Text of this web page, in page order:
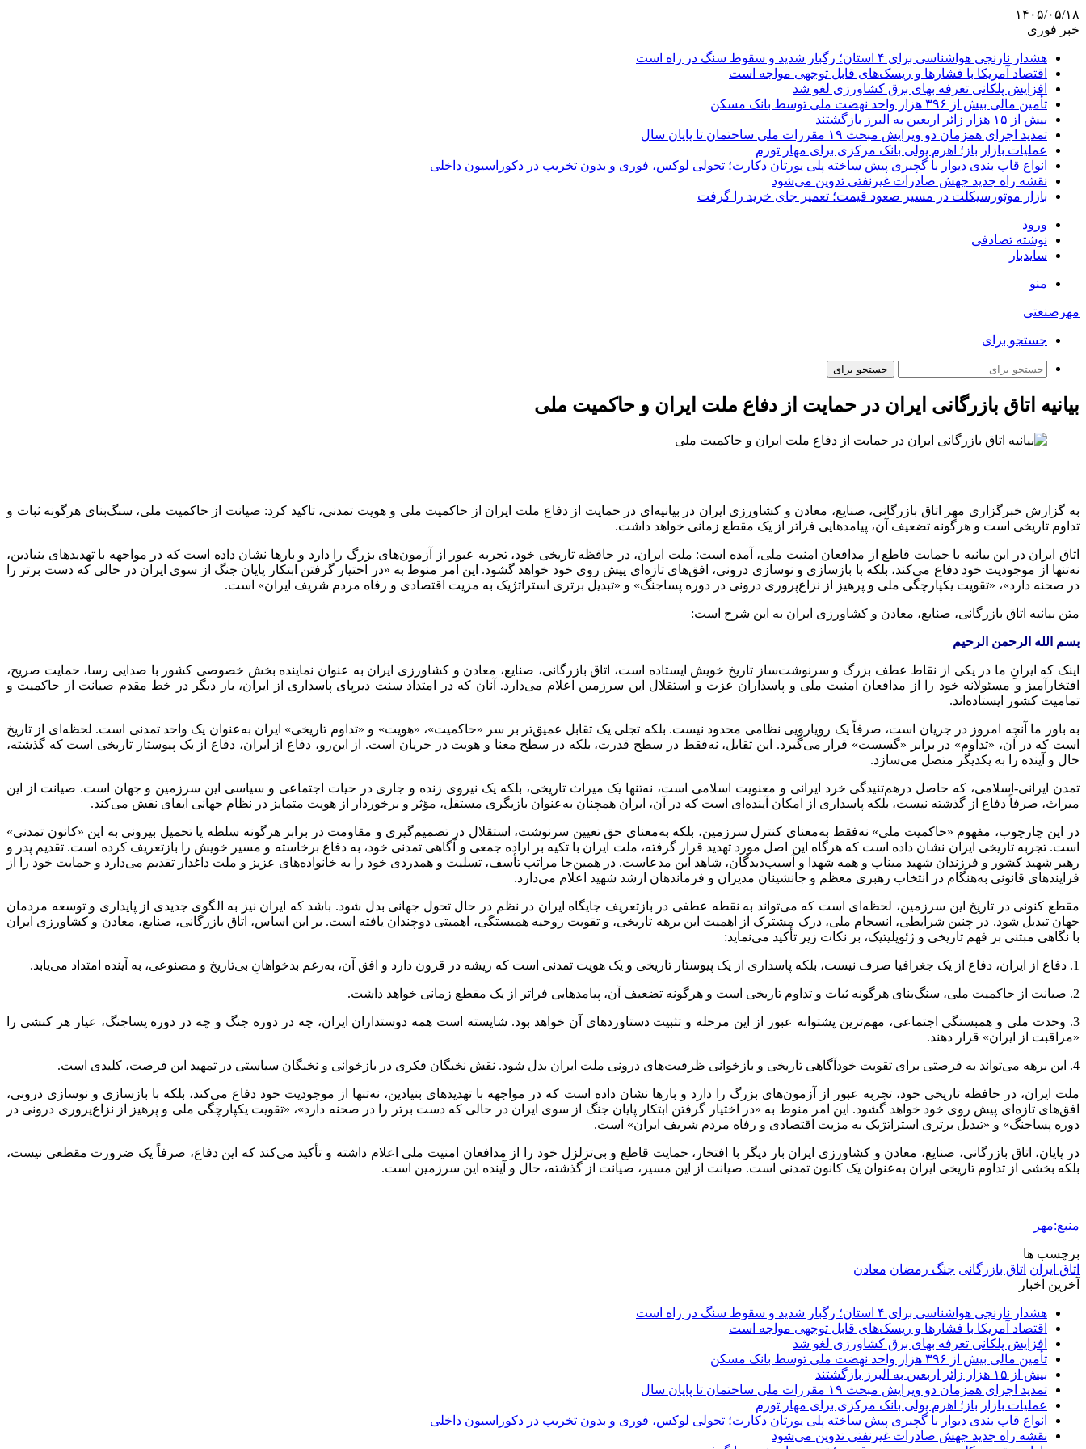
۱۴۰۵/۰۵/۱۸
خبر فوری
هشدار نارنجی هواشناسی برای ۴ استان؛ رگبار شدید و سقوط سنگ در راه است
اقتصاد آمریکا با فشارها و ریسک‌های قابل توجهی مواجه است
افزایش پلکانی تعرفه بهای برق کشاورزی لغو شد
تأمین مالی بیش از ۳۹۶ هزار واحد نهضت ملی توسط بانک مسکن
بیش از ۱۵ هزار زائر اربعین به البرز بازگشتند
تمدید اجرای همزمان دو ویرایش مبحث ۱۹ مقررات ملی ساختمان تا پایان سال
عملیات بازار باز؛ اهرم پولی بانک مرکزی برای مهار تورم
انواع قاب بندی دیوار با گچبری پیش ساخته پلی یورتان دکارت؛ تحولی لوکس، فوری و بدون تخریب در دکوراسیون داخلی
نقشه راه جدید جهش صادرات غیرنفتی تدوین می‌شود
بازار موتورسیکلت در مسیر صعود قیمت؛ تعمیر جای خرید را گرفت
ورود
نوشته تصادفی
سایدبار
منو
مهرصنعتی
جستجو برای
جستجو برای
بیانیه اتاق بازرگانی ایران در حمایت از دفاع ملت ایران و حاکمیت ملی
به گزارش خبرگزاری مهر اتاق بازرگانی، صنایع، معادن و کشاورزی ایران در بیانیه‌ای در حمایت از دفاع ملت ایران از حاکمیت ملی و هویت تمدنی، تاکید کرد: صیانت از حاکمیت ملی، سنگ‌بنای هرگونه ثبات و
تداوم تاریخی است و هرگونه تضعیف آن، پیامدهایی فراتر از یک مقطع زمانی خواهد داشت.
اتاق ایران در این بیانیه با حمایت قاطع از مدافعان امنیت ملی، آمده است: ملت ایران، در حافظه تاریخی خود، تجربه عبور از آزمون‌های بزرگ را دارد و بارها نشان داده است که در مواجهه با تهدیدهای بنیادین،
نه‌تنها از موجودیت خود دفاع می‌کند، بلکه با بازسازی و نوسازی درونی، افق‌های تازه‌ای پیش روی خود خواهد گشود. این امر منوط به «در اختیار گرفتن ابتکار پایان جنگ از سوی ایران در حالی که دست برتر را
در صحنه دارد»، «تقویت یکپارچگی ملی و پرهیز از نزاع‌پروری درونی در دوره پساجنگ» و «تبدیل برتری استراتژیک به مزیت اقتصادی و رفاه مردم شریف ایران» است.
متن بیانیه اتاق بازرگانی، صنایع، معادن و کشاورزی ایران به این شرح است:
بسم‌ الله الرحمن الرحیم
اینک که ایرانِ ما در یکی از نقاط عطف بزرگ و سرنوشت‌ساز تاریخ خویش ایستاده است، اتاق بازرگانی، صنایع، معادن و کشاورزی ایران به عنوان نماینده بخش خصوصی کشور با صدایی رسا، حمایت صریح،
افتخارآمیز و مسئولانه خود را از مدافعان امنیت ملی و پاسداران عزت و استقلال این سرزمین اعلام می‌دارد. آنان که در امتداد سنت دیرپای پاسداری از ایران، بار دیگر در خط مقدم صیانت از حاکمیت و
تمامیت کشور ایستاده‌اند.
به باور ما آنچه امروز در جریان است، صرفاً یک رویارویی نظامی محدود نیست. بلکه تجلی یک تقابل عمیق‌تر بر سر «حاکمیت»، «هویت» و «تداوم تاریخی» ایران به‌عنوان یک واحد تمدنی است. لحظه‌ای از تاریخ
است که در آن، «تداوم» در برابر «گسست» قرار می‌گیرد. این تقابل، نه‌فقط در سطح قدرت، بلکه در سطح معنا و هویت در جریان است. از این‌رو، دفاع از ایران، دفاع از یک پیوستار تاریخی است که گذشته،
حال و آینده را به یکدیگر متصل می‌سازد.
تمدن ایرانی-اسلامی، که حاصل درهم‌تنیدگی خرد ایرانی و معنویت اسلامی است، نه‌تنها یک میراث تاریخی، بلکه یک نیروی زنده و جاری در حیات اجتماعی و سیاسی این سرزمین و جهان است. صیانت از این
میراث، صرفاً دفاع از گذشته نیست، بلکه پاسداری از امکان آینده‌ای است که در آن، ایران همچنان به‌عنوان بازیگری مستقل، مؤثر و برخوردار از هویت متمایز در نظام جهانی ایفای نقش می‌کند.
در این چارچوب، مفهوم «حاکمیت ملی» نه‌فقط به‌معنای کنترل سرزمین، بلکه به‌معنای حق تعیین سرنوشت، استقلال در تصمیم‌گیری و مقاومت در برابر هرگونه سلطه یا تحمیل بیرونی به این «کانون تمدنی»
است. تجربه تاریخی ایران نشان داده است که هرگاه این اصل مورد تهدید قرار گرفته، ملت ایران با تکیه بر اراده جمعی و آگاهی تمدنی خود، به دفاع برخاسته و مسیر خویش را بازتعریف کرده است. تقدیم پدر و
رهبر شهید کشور و فرزندان شهید میناب و همه شهدا و آسیب‌دیدگان، شاهد این مدعاست. در همین‌جا مراتب تأسف، تسلیت و همدردی خود را به خانواده‌های عزیز و ملت داغدار تقدیم می‌دارد و حمایت خود را از
فرایندهای قانونی به‌هنگام در انتخاب رهبری معظم و جانشینان مدیران و فرماندهان ارشد شهید اعلام می‌دارد.
مقطع کنونی در تاریخ این سرزمین، لحظه‌ای است که می‌تواند به نقطه عطفی در بازتعریف جایگاه ایران در نظم در حال تحول جهانی بدل شود. باشد که ایران نیز به الگوی جدیدی از پایداری و توسعه مردمان
جهان تبدیل شود. در چنین شرایطی، انسجام ملی، درک مشترک از اهمیت این برهه تاریخی، و تقویت روحیه همبستگی، اهمیتی دوچندان یافته است. بر این اساس، اتاق بازرگانی، صنایع، معادن و کشاورزی ایران
با نگاهی مبتنی بر فهم تاریخی و ژئوپلیتیک، بر نکات زیر تأکید می‌نماید:
1. دفاع از ایران، دفاع از یک جغرافیا صرف نیست، بلکه پاسداری از یک پیوستار تاریخی و یک هویت تمدنی است که ریشه در قرون دارد و افق آن، به‌رغم بدخواهانِ بی‌تاریخ و مصنوعی، به آینده امتداد می‌یابد.
2. صیانت از حاکمیت ملی، سنگ‌بنای هرگونه ثبات و تداوم تاریخی است و هرگونه تضعیف آن، پیامدهایی فراتر از یک مقطع زمانی خواهد داشت.
3. وحدت ملی و همبستگی اجتماعی، مهم‌ترین پشتوانه عبور از این مرحله و تثبیت دستاوردهای آن خواهد بود. شایسته است همه دوستداران ایران، چه در دوره جنگ و چه در دوره پساجنگ، عیار هر کنشی را
«مراقبت از ایران» قرار دهند.
4. این برهه می‌تواند به فرصتی برای تقویت خودآگاهی تاریخی و بازخوانی ظرفیت‌های درونی ملت ایران بدل شود. نقش نخبگان فکری در بازخوانی و نخبگان سیاستی در تمهید این فرصت، کلیدی است.
ملت ایران، در حافظه تاریخی خود، تجربه عبور از آزمون‌های بزرگ را دارد و بارها نشان داده است که در مواجهه با تهدیدهای بنیادین، نه‌تنها از موجودیت خود دفاع می‌کند، بلکه با بازسازی و نوسازی درونی،
افق‌های تازه‌ای پیش روی خود خواهد گشود. این امر منوط به «در اختیار گرفتن ابتکار پایان جنگ از سوی ایران در حالی که دست برتر را در صحنه دارد»، «تقویت یکپارچگی ملی و پرهیز از نزاع‌پروری درونی در
دوره پساجنگ» و «تبدیل برتری استراتژیک به مزیت اقتصادی و رفاه مردم شریف ایران» است.
در پایان، اتاق بازرگانی، صنایع، معادن و کشاورزی ایران بار دیگر با افتخار، حمایت قاطع و بی‌تزلزل خود را از مدافعان امنیت ملی اعلام داشته و تأکید می‌کند که این دفاع، صرفاً یک ضرورت مقطعی نیست،
بلکه بخشی از تداوم تاریخی ایران به‌عنوان یک کانون تمدنی است. صیانت از این مسیر، صیانت از گذشته، حال و آینده این سرزمین است.
منبع:مهر
برچسب ها
اتاق ایران اتاق بازرگانی جنگ رمضان معادن
آخرین اخبار
هشدار نارنجی هواشناسی برای ۴ استان؛ رگبار شدید و سقوط سنگ در راه است
اقتصاد آمریکا با فشارها و ریسک‌های قابل توجهی مواجه است
افزایش پلکانی تعرفه بهای برق کشاورزی لغو شد
تأمین مالی بیش از ۳۹۶ هزار واحد نهضت ملی توسط بانک مسکن
بیش از ۱۵ هزار زائر اربعین به البرز بازگشتند
تمدید اجرای همزمان دو ویرایش مبحث ۱۹ مقررات ملی ساختمان تا پایان سال
عملیات بازار باز؛ اهرم پولی بانک مرکزی برای مهار تورم
انواع قاب بندی دیوار با گچبری پیش ساخته پلی یورتان دکارت؛ تحولی لوکس، فوری و بدون تخریب در دکوراسیون داخلی
نقشه راه جدید جهش صادرات غیرنفتی تدوین می‌شود